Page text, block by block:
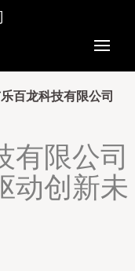
百龙科技有限公司
有限公司
动创新未